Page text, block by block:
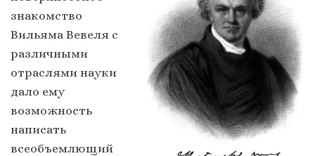
знакомство
Вильяма Вевеля с
различными
отраслями науки
дало ему
возможность
написать
всеобъемлющий